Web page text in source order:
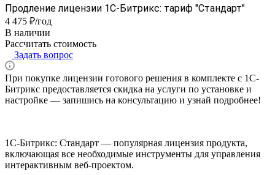
Продление лицензии 1С-Битрикс: тариф "Стандарт"
4 475 ₽/год
В наличии
Рассчитать стоимость
Задать вопрос
При покупке лицензии готового решения в комплекте с 1С-
Битрикс предоставляется скидка на услуги по установке и
настройке — запишись на консультацию и узнай подробнее!
1С-Битрикс: Стандарт — популярная лицензия продукта,
включающая все необходимые инструменты для управления
интерактивным веб-проектом.